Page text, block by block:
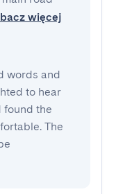
więcej
words and
to hear
found the
The